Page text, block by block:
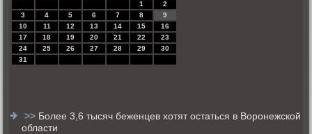
1
2
3
4 5 6 7 8
9
10
11 12 13 14 15
16
17
18 19 20 21 22
23
24
25 26 27 28 29
30
31
>> Более 3,6 тысяч беженцев хотят остаться в Воронежской
области